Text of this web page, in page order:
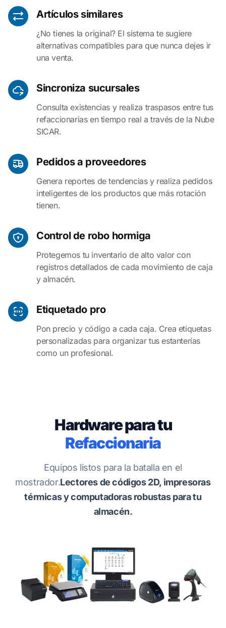
Artículos similares
¿No tienes la original? El sistema te sugiere
alternativas compatibles para que nunca dejes ir
una venta.
Sincroniza sucursales
Consulta existencias y realiza traspasos entre tus
refaccionarias en tiempo real a través de la Nube
SICAR.
Pedidos a proveedores
Genera reportes de tendencias y realiza pedidos
inteligentes de los productos que más rotación
tienen.
Control de robo hormiga
Protegemos tu inventario de alto valor con
registros detallados de cada movimiento de caja
y almacén.
Etiquetado pro
Pon precio y código a cada caja. Crea etiquetas
personalizadas para organizar tus estanterías
como un profesional.
Hardware para tu
Refaccionaria
Equipos listos para la batalla en el
mostrador.Lectores de códigos 2D, impresoras
térmicas y computadoras robustas para tu
almacén.